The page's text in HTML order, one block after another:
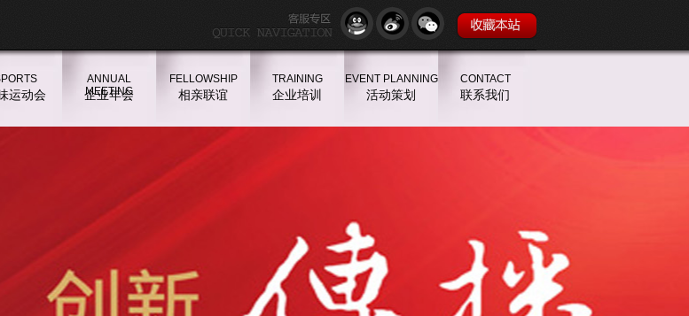
运动会
ANNUAL
MEETING
企业年会
FELLOWSHIP
相亲联谊
TRAINING
企业培训
EVENT PLANNING
活动策划
CONTACT
联系我们